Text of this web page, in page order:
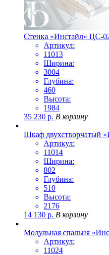
Стенка «Инстайл» ЦС-
Артикул:
11013
Ширина:
3004
Глубина:
460
Высота:
1984
35 230 р. В корзину
Шкаф двухстворчатый
Артикул:
11014
Ширина:
802
Глубина:
510
Высота:
2176
14 130 р. В корзину
Модульная спальня
Артикул:
11024